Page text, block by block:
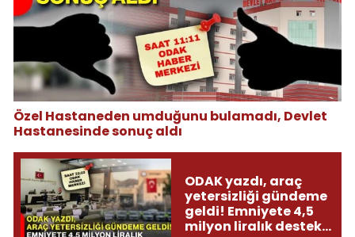
Özel Hastaneden umduğunu bulamadı, Devlet
Hastanesinde sonuç aldı
ODAK yazdı, araç
yetersizliği gündeme
geldi! Emniyete 4,5
milyon liralık destek